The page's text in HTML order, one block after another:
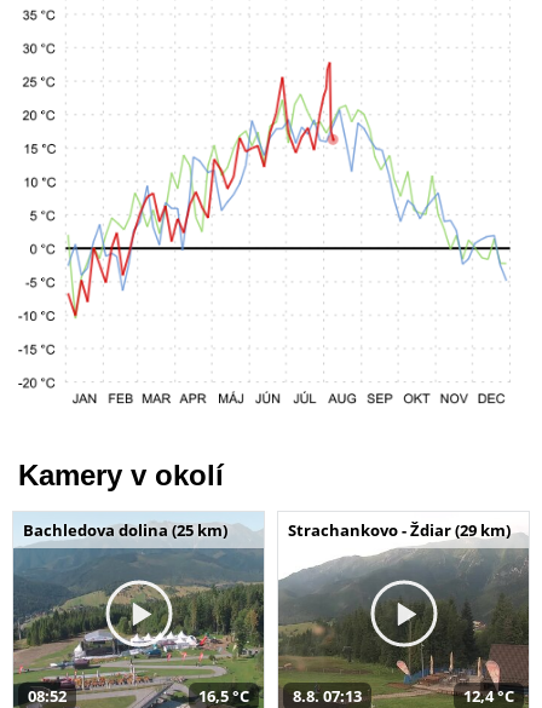
Kamery v okolí
Bachledova dolina (25 km)
08:52 16,5 °C
Strachankovo - Ždiar (29 km)
8.8. 07:13 12,4 °C